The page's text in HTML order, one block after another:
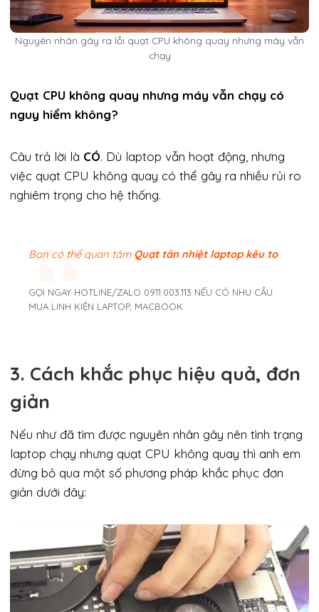
Nguyên nhân gây ra lỗi quạt CPU không quay nhưng máy vẫn
chạy
Quạt CPU không quay nhưng máy vẫn chạy có
nguy hiểm không?
Câu trả lời là CÓ. Dù laptop vẫn hoạt động, nhưng
việc quạt CPU không quay có thể gây ra nhiều rủi ro
nghiêm trọng cho hệ thống.
Bạn có thể quan tâm Quạt tản nhiệt laptop kêu to
GỌI NGAY HOTLINE/ZALO 0911.003.113 NẾU CÓ NHU CẦU
MUA LINH KIỆN LAPTOP, MACBOOK
3. Cách khắc phục hiệu quả, đơn
giản
Nếu như đã tìm được nguyên nhân gây nên tình trạng
laptop chạy nhưng quạt CPU không quay thì anh em
đừng bỏ qua một số phương pháp khắc phục đơn
giản dưới đây: